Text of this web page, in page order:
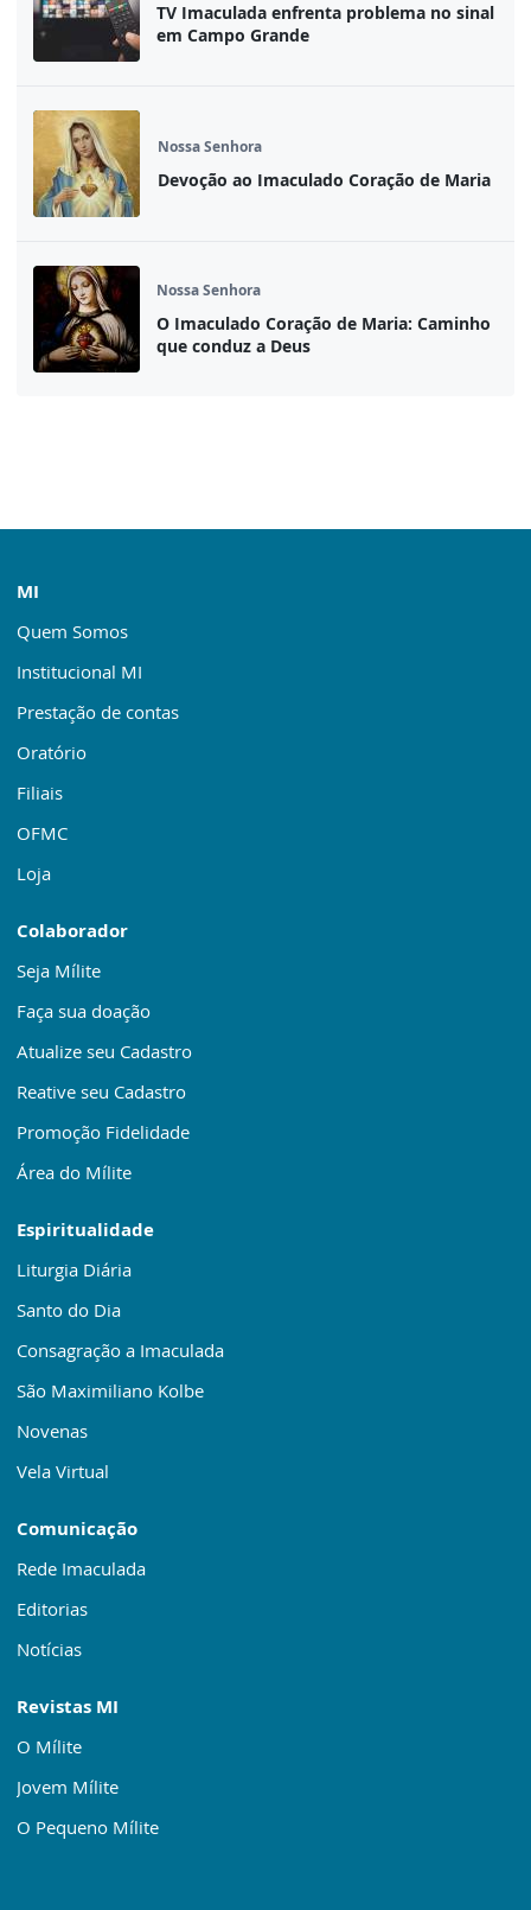
TV Imaculada enfrenta problema no sinal
em Campo Grande
Nossa Senhora
Devoção ao Imaculado Coração de Maria
Nossa Senhora
O Imaculado Coração de Maria: Caminho
que conduz a Deus
MI
Quem Somos
Institucional MI
Prestação de contas
Oratório
Filiais
OFMC
Loja
Colaborador
Seja Mílite
Faça sua doação
Atualize seu Cadastro
Reative seu Cadastro
Promoção Fidelidade
Área do Mílite
Espiritualidade
Liturgia Diária
Santo do Dia
Consagração a Imaculada
São Maximiliano Kolbe
Novenas
Vela Virtual
Comunicação
Rede Imaculada
Editorias
Notícias
Revistas MI
O Mílite
Jovem Mílite
O Pequeno Mílite